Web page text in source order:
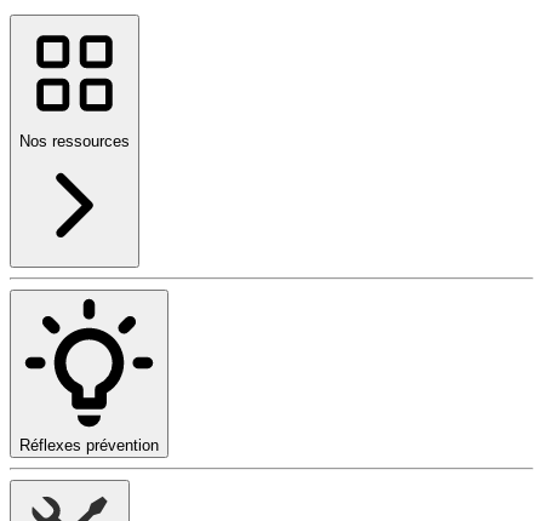
Nos ressources
Réflexes prévention